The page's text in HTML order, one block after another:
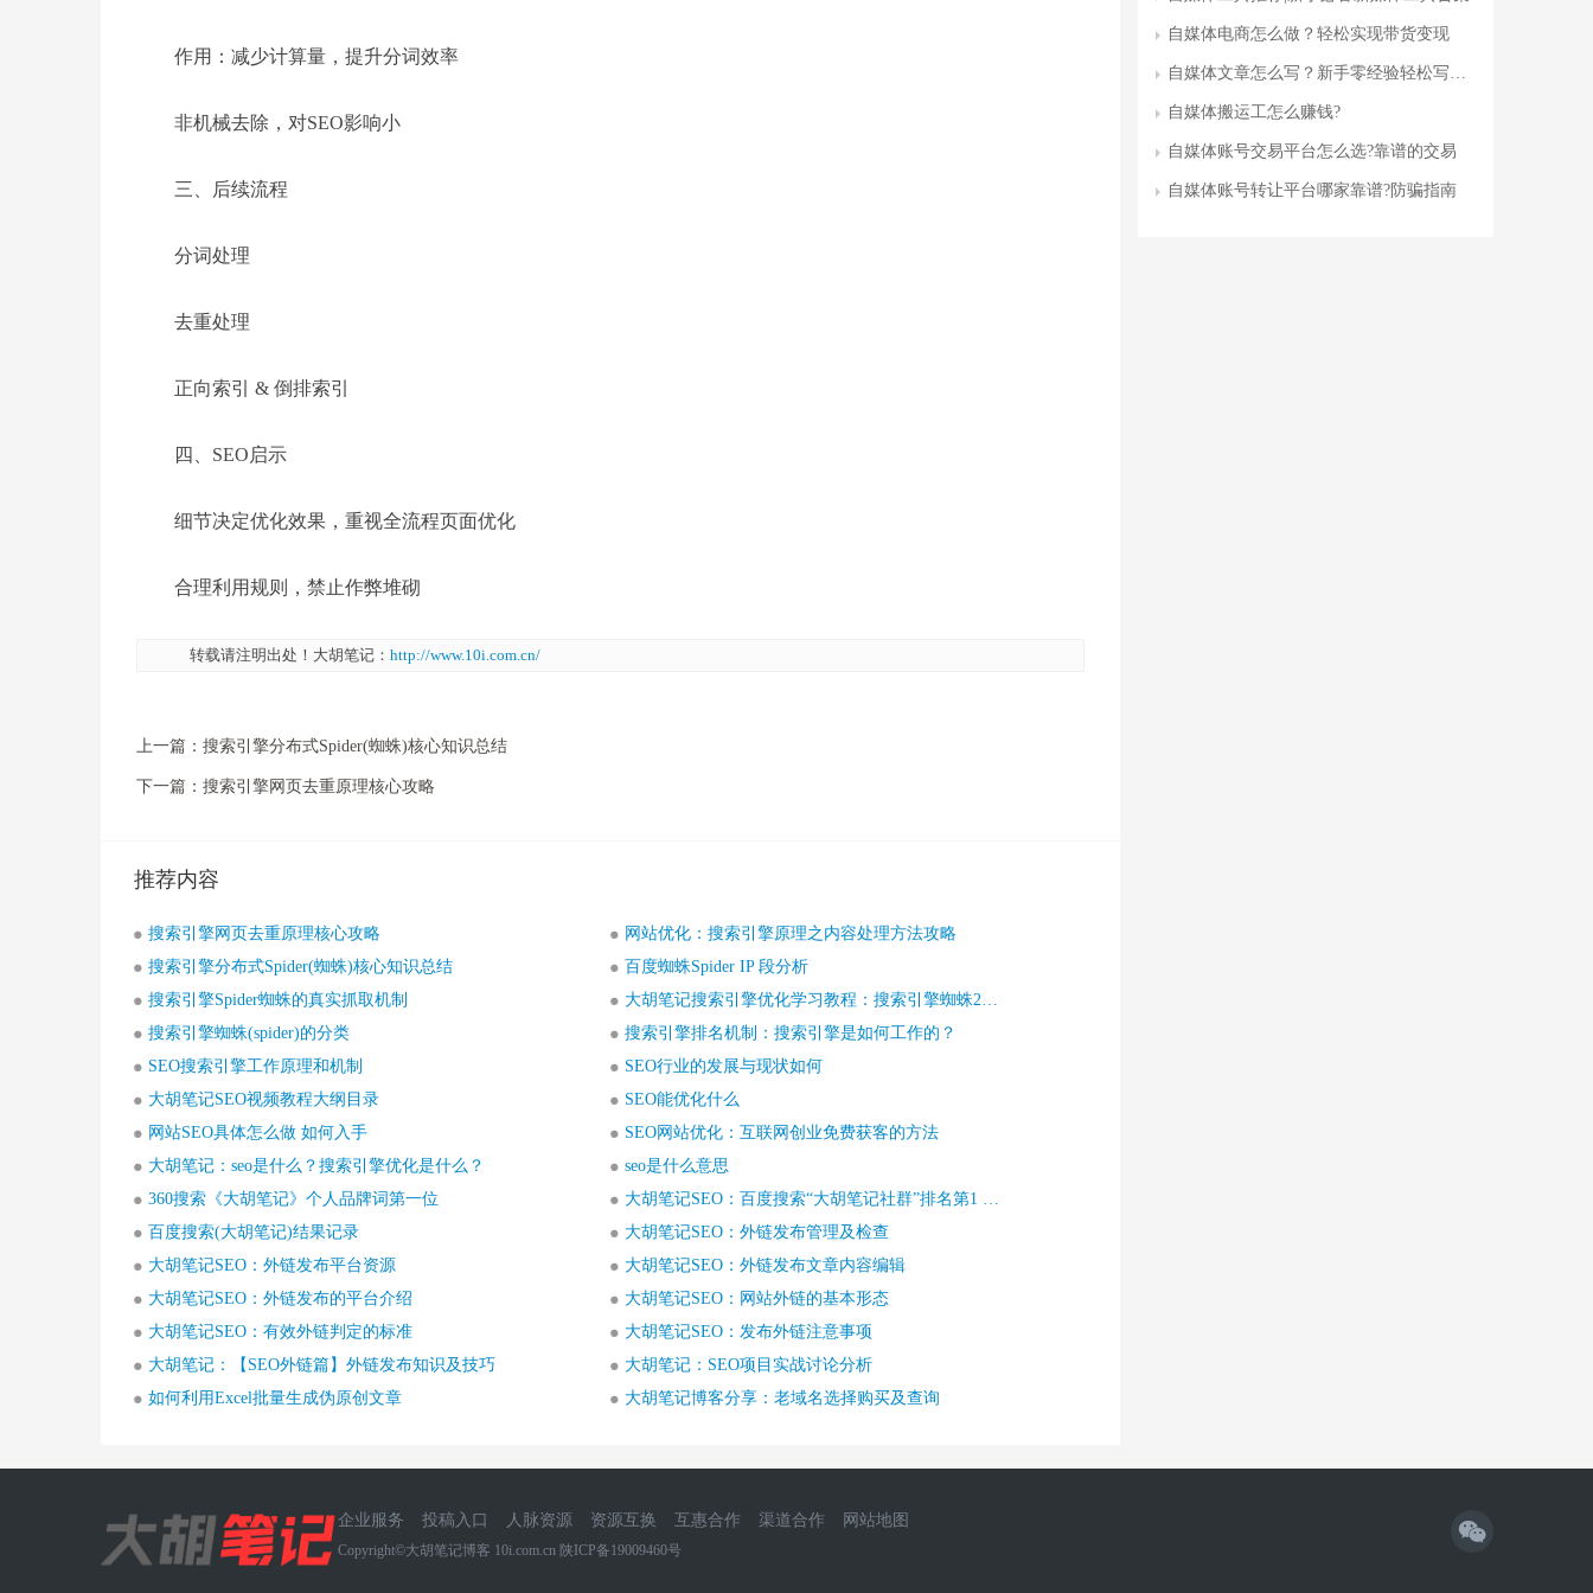
作用：减少计算量，提升分词效率
非机械去除，对SEO影响小
三、后续流程
分词处理
去重处理
正向索引 & 倒排索引
四、SEO启示
细节决定优化效果，重视全流程页面优化
合理利用规则，禁止作弊堆砌
转载请注明出处！大胡笔记： http://www.10i.com.cn/
上一篇： 搜索引擎分布式Spider(蜘蛛)核心知识总结
下一篇： 搜索引擎网页去重原理核心攻略
推荐内容
搜索引擎网页去重原理核心攻略
网站优化：搜索引擎原理之内容处理方法攻略
搜索引擎分布式Spider(蜘蛛)核心知识总结
百度蜘蛛Spider IP 段分析
搜索引擎Spider蜘蛛的真实抓取机制
大胡笔记搜索引擎优化学习教程：搜索引擎蜘蛛2大抓取策略详解
搜索引擎蜘蛛(spider)的分类
搜索引擎排名机制：搜索引擎是如何工作的？
SEO搜索引擎工作原理和机制
SEO行业的发展与现状如何
大胡笔记SEO视频教程大纲目录
SEO能优化什么
网站SEO具体怎么做 如何入手
SEO网站优化：互联网创业免费获客的方法
大胡笔记：seo是什么？搜索引擎优化是什么？
seo是什么意思
360搜索《大胡笔记》个人品牌词第一位
大胡笔记SEO：百度搜索“大胡笔记社群”排名第1 第2名也是
百度搜索(大胡笔记)结果记录
大胡笔记SEO：外链发布管理及检查
大胡笔记SEO：外链发布平台资源
大胡笔记SEO：外链发布文章内容编辑
大胡笔记SEO：外链发布的平台介绍
大胡笔记SEO：网站外链的基本形态
大胡笔记SEO：有效外链判定的标准
大胡笔记SEO：发布外链注意事项
大胡笔记：【SEO外链篇】外链发布知识及技巧
大胡笔记：SEO项目实战讨论分析
如何利用Excel批量生成伪原创文章
大胡笔记博客分享：老域名选择购买及查询
自媒体电商怎么做？轻松实现带货变现
自媒体文章怎么写？新手零经验轻松写出高流量干货文
自媒体搬运工怎么赚钱?
自媒体账号交易平台怎么选?靠谱的交易
自媒体账号转让平台哪家靠谱?防骗指南
企业服务 投稿入口 人脉资源 资源互换 互惠合作 渠道合作 网站地图
Copyright©大胡笔记博客 10i.com.cn 陕ICP备19009460号